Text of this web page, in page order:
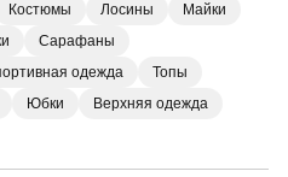
Костюмы Лосины
Майки
Сарафаны
одежда
Топы
Юбки
Верхняя одежда